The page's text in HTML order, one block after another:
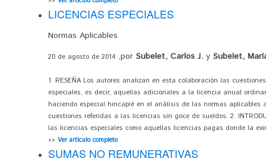
LICENCIAS ESPECIALES
Normas Aplicables
20 de agosto de 2014 ,por Subelet, Carlos J. y Subelet,
1. RESEÑA Los autores analizan en esta colaboración las
especiales, es decir, aquellas adicionales a la licencia anual
haciendo especial hincapié en el análisis de las normas aplicables
cuestiones referidas a las licencias sin goce de sueldos. 2.
las licencias especiales como aquellas licencias pagas donde la
»» Ver artículo completo
SUMAS NO REMUNERATIVAS